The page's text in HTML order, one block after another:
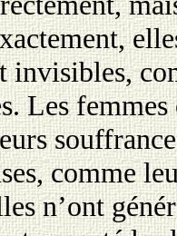
invisibles,
Les
comme
n’ont